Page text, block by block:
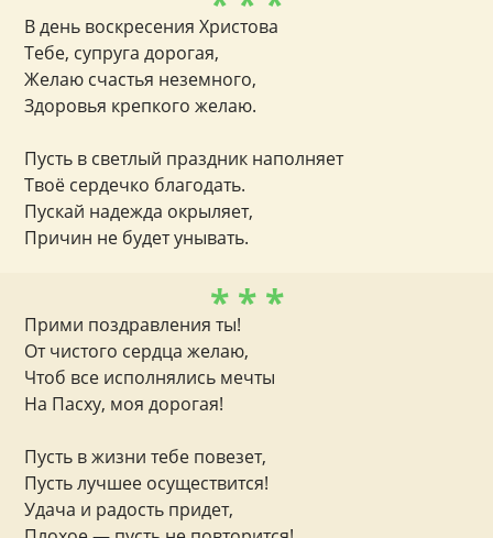
В день воскресения Христова
Тебе, супруга дорогая,
Желаю счастья неземного,
Здоровья крепкого желаю.
Пусть в светлый праздник наполняет
Твоё сердечко благодать.
Пускай надежда окрыляет,
Причин не будет унывать.
* * *
Прими поздравления ты!
От чистого сердца желаю,
Чтоб все исполнялись мечты
На Пасху, моя дорогая!
Пусть в жизни тебе повезет,
Пусть лучшее осуществится!
Удача и радость придет,